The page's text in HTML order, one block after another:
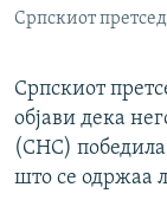
Српскиот
Српскиот
објави дека
(СНС)
што се одржаа